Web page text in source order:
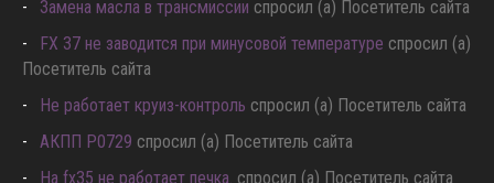
спросил (а) Посетитель сайта
FX 37 не заводится при минусовой температуре
спросил (а)
спросил (а) Посетитель сайта
спросил (а) Посетитель сайта